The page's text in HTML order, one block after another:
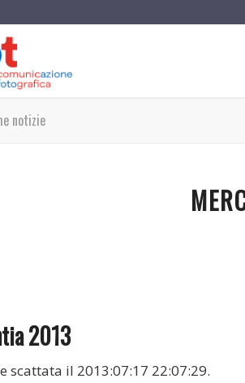
notizie
2013
scattata il 2013:07:17 22:07:29.